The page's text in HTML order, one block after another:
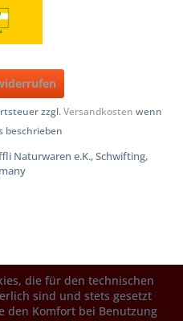
zzgl.Versandkosten wenn
beschrieben
Naturwaren e.K., Schwifting,
die für den technischen
sind und stets gesetzt
den Komfort bei Benutzung